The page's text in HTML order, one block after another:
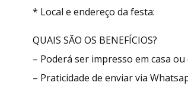
* Local e endereço da festa:
QUAIS SÃO OS BENEFÍCIOS?
– Poderá ser impresso em casa
– Praticidade de enviar via